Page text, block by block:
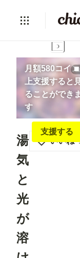
lock
月額580コイ
上支援すると
ることができま
す
支援する
湯
気
と
光
が
溶
いいね